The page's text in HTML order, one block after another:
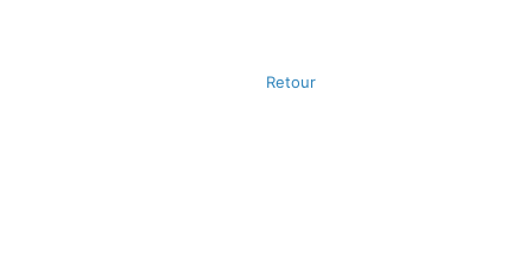
Retour